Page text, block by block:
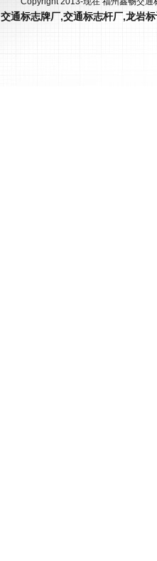
交通标志牌厂,交通标志杆厂,龙岩